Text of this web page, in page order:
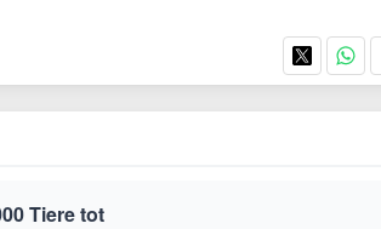
Tiere tot